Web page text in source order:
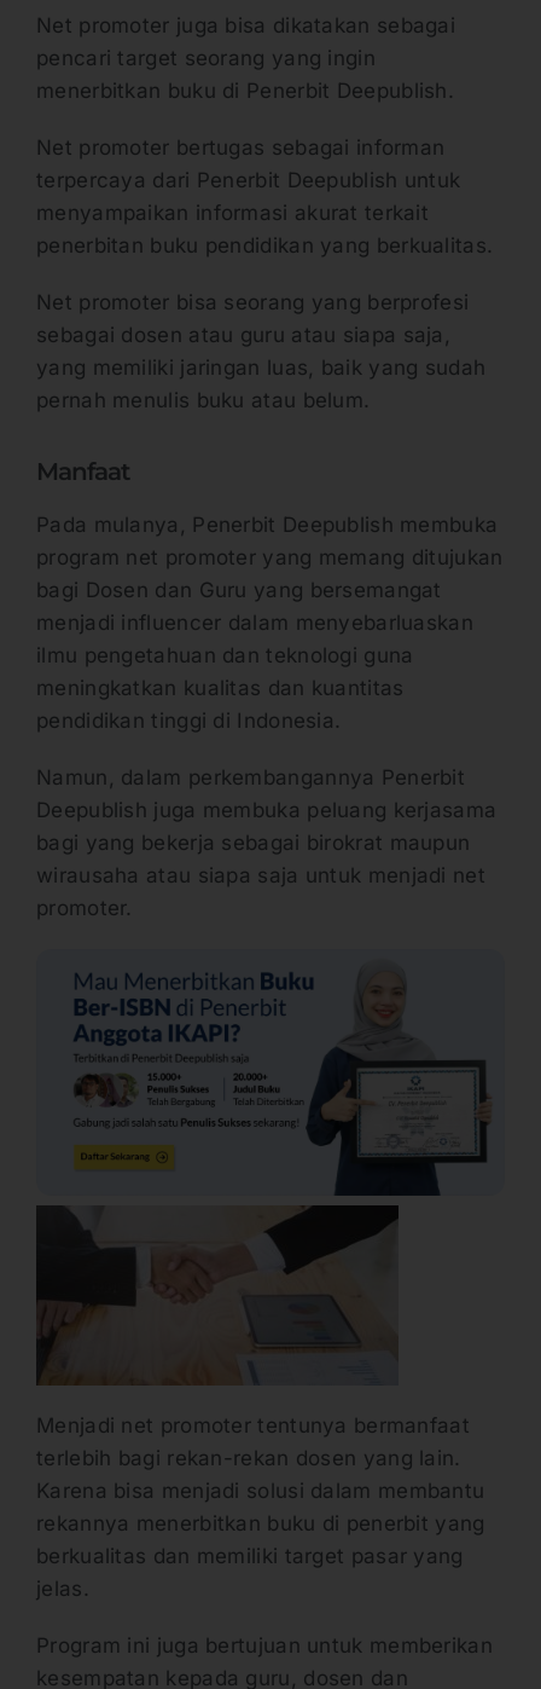
Net promoter juga bisa dikatakan sebagai
pencari target seorang yang ingin
menerbitkan buku di Penerbit Deepublish.
Net promoter bertugas sebagai informan
terpercaya dari Penerbit Deepublish untuk
menyampaikan informasi akurat terkait
penerbitan buku pendidikan yang berkualitas.
Net promoter bisa seorang yang berprofesi
sebagai dosen atau guru atau siapa saja,
yang memiliki jaringan luas, baik yang sudah
pernah menulis buku atau belum.
Manfaat
Pada mulanya, Penerbit Deepublish membuka
program net promoter yang memang ditujukan
bagi Dosen dan Guru yang bersemangat
menjadi influencer dalam menyebarluaskan
ilmu pengetahuan dan teknologi guna
meningkatkan kualitas dan kuantitas
pendidikan tinggi di Indonesia.
Namun, dalam perkembangannya Penerbit
Deepublish juga membuka peluang kerjasama
bagi yang bekerja sebagai birokrat maupun
wirausaha atau siapa saja untuk menjadi net
promoter.
Menjadi net promoter tentunya bermanfaat
terlebih bagi rekan-rekan dosen yang lain.
Karena bisa menjadi solusi dalam membantu
rekannya menerbitkan buku di penerbit yang
berkualitas dan memiliki target pasar yang
jelas.
Program ini juga bertujuan untuk memberikan
kesempatan kepada guru, dosen dan